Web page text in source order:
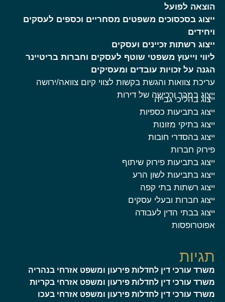
הוצאה לפועל
ייצוג בסכסוכים משפטים מסחריים וכספים לעסקים
ויחידים
ייצוג רשתות זכיינים ועסקים
ליווי וייעוץ משפטי שוטף לעסקים וחברות בריטיינר
הגנה על זכויות עובדים ומעסיקים
עריכת צוואות והגשת בקשות לצווי קיום צוואה/ירושה
ייצוג במכר ורכישה של דירות
ייצוג בהליכי גבייה
ייצוג בתביעות כספיות
ייצוג בתיקי מזונות
ייצוג בהסדרי חובות
פירוק חברות
ייצוג בתביעות פירוק שיתוף
ייצוג בתביעות לשון הרע
ייצוג רשתות בתי קפה
ייצוג חברות ובעלי עסקים
ייצוג בבתי הדין לעבודה
אפוטרופסות
תגיות
משרד עורכי דין לחדלות פירעון ומשפט אזרחי בנהריה
משרד עורכי דין לחדלות פירעון ומשפט אזרחי בקריות
משרד עורכי דין לחדלות פירעון ומשפט אזרחי בעכו